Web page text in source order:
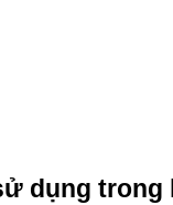
dụng